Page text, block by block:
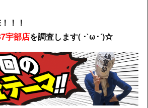
！！
宇部店を調査します( ･`ω･´)☆